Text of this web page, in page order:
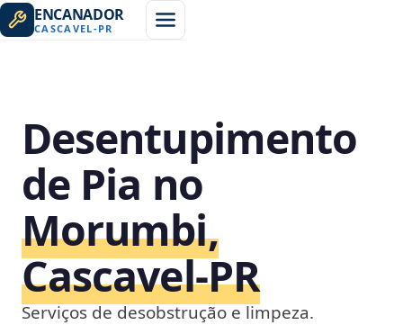
ENCANADOR
CASCAVEL-PR
Desentupimento
de Pia no
Morumbi,
Cascavel‑PR
Serviços de desobstrução e limpeza.